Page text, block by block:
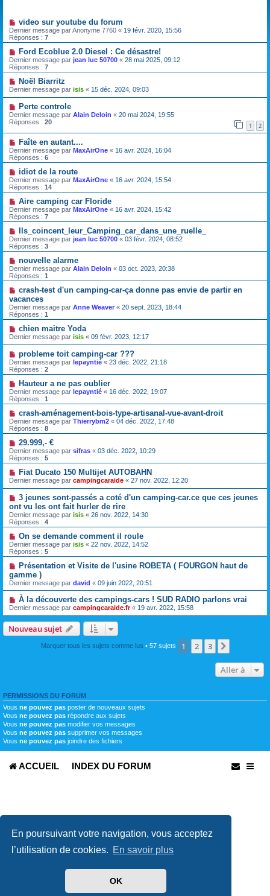
En poursuivant votre navigation, vous acceptez
l’utilisation de cookies. En savoir plus
OK
video sur youtube du forum
Dernier message parAnonyme 7760 « 19 févr. 2020, 15:56
Réponses : 7
Ford Ecoblue 2.0 Diesel : Ce désastre!
Dernier message par jean luc 50700 « 28 mai 2025, 09:12
Réponses : 7
Noël Biarritz
Dernier message par isis « 15 déc. 2024, 09:03
Perte controle
Dernier message par Alain Deloin « 20 mai 2024, 19:55
Réponses : 20 1 2
Faîte en autant....
Dernier message par MaxAirOne « 16 avr. 2024, 16:04
Réponses : 6
idiot de la route
Dernier message par MaxAirOne « 16 avr. 2024, 15:54
Réponses : 14
Aire camping car Floride
Dernier message par MaxAirOne « 16 avr. 2024, 15:42
Réponses : 7
Ils_coincent_leur_Camping_car_dans_une_ruelle_
Dernier message par jean luc 50700 « 03 févr. 2024, 08:52
Réponses : 3
nouvelle alarme
Dernier message par Alain Deloin « 03 oct. 2023, 20:38
Réponses : 1
crash-test d'un camping-car-ça donne pas envie de partir en
vacances
Dernier message par Anne Weaver « 20 sept. 2023, 18:44
Réponses : 1
chien maitre Yoda
Dernier message par isis « 09 févr. 2023, 12:17
probleme toit camping-car ???
Dernier message par lepayntié « 23 déc. 2022, 21:18
Réponses : 2
Hauteur a ne pas oublier
Dernier message par lepayntié « 16 déc. 2022, 19:07
Réponses : 1
crash-aménagement-bois-type-artisanal-vue-avant-droit
Dernier message par Thierrybm2 « 04 déc. 2022, 17:48
Réponses : 8
29.999,- €
Dernier message par sifras « 03 déc. 2022, 10:29
Réponses : 5
Fiat Ducato 150 Multijet AUTOBAHN
Dernier message par campingcaraide « 27 nov. 2022, 12:20
3 jeunes sont-passés a coté d'un camping-car.ce que ces jeunes
ont vu les ont fait hurler de rire
Dernier message par isis « 26 nov. 2022, 14:30
Réponses : 4
On se demande comment il roule
Dernier message par isis « 22 nov. 2022, 14:52
Réponses : 5
Présentation et Visite de l'usine ROBETA ( FOURGON haut de
gamme )
Dernier message par david « 09 juin 2022, 20:51
À la découverte des campings-cars ! SUD RADIO parlons vrai
Dernier message par campingcaraide.fr« 19 avr. 2022, 15:58
Nouveau sujet
Marquer tous les sujets comme lus • 57 sujets 1 2 3
Aller à
PERMISSIONS DU FORUM
Vous ne pouvez pas poster de nouveaux sujets
Vous ne pouvez pas répondre aux sujets
Vous ne pouvez pas modifier vos messages
Vous ne pouvez pas supprimer vos messages
Vous ne pouvez pas joindre des fichiers
ACCUEIL INDEX DU FORUM
Traduit parphpBB-fr.com
Confidentialité